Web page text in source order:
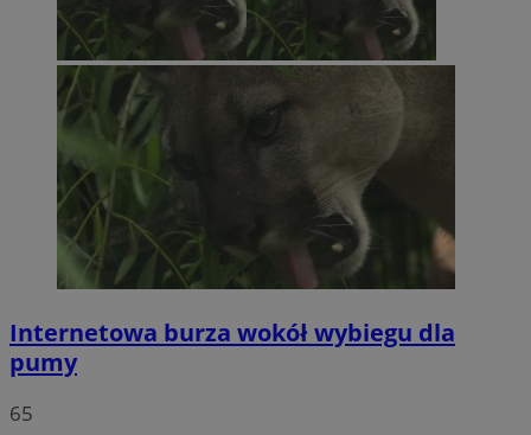
Internetowa burza wokół wybiegu dla
pumy
65